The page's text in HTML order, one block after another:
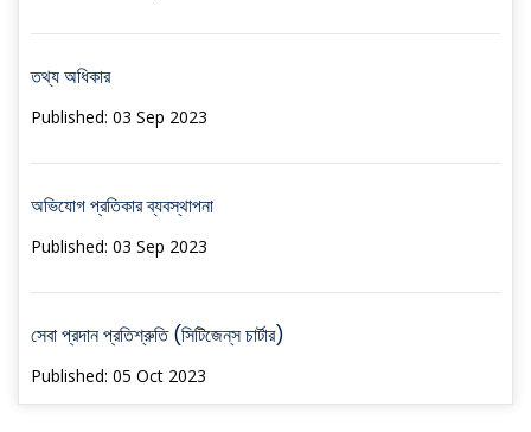
তথ্য অধিকার
Published: 03 Sep 2023
অভিযোগ প্রতিকার ব্যবস্থাপনা
Published: 03 Sep 2023
সেবা প্রদান প্রতিশ্রুতি (সিটিজেন্‌স চার্টার)
Published: 05 Oct 2023